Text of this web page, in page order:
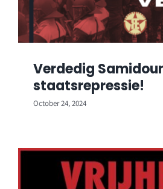
Verdedig
staatsrepressie!
October 24, 2024